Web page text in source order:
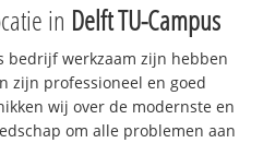
in Delft TU-Campus
bedrijf werkzaam zijn hebben
zijn professioneel en goed
wij over de modernste en
om alle problemen aan